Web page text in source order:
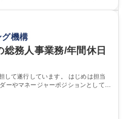
度、未経験からでも下限年収
修学校 高校 語学力： 資格：第
グ機構
総務人事業務/年間休日
して遂行しています。 はじめは担当
ーやマネージャーポジションとして活